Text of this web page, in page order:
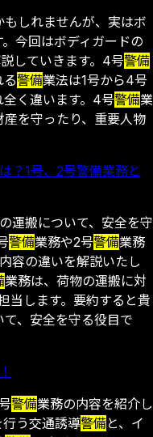
しれませんが、実はボ
今回はボディガードの
していきます。4号警備
警備業法は1号から4号
全く違います。4号警備業
産を守ったり、重要人物
？1号、2号警備業務と
運搬について、安全を守
警備業務や2号警備業務
容の違いを解説いたし
業務は、荷物の運搬に対
当します。要約すると貴
、安全を守る役目で
警備業務の内容を紹介し
行う交通誘導警備と、イ